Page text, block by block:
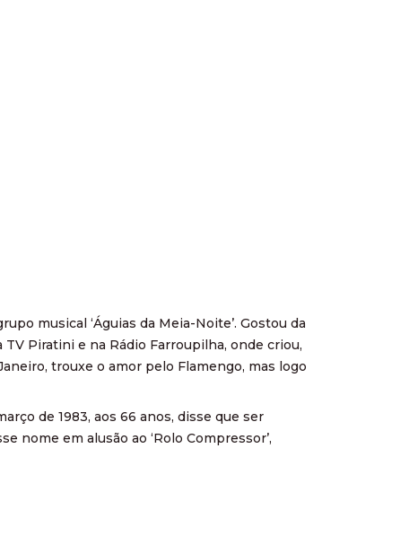
musical ‘Águias da Meia-Noite’. Gostou da
Piratini e na Rádio Farroupilha, onde criou,
trouxe o amor pelo Flamengo, mas logo
de 1983, aos 66 anos, disse que ser
nome em alusão ao ‘Rolo Compressor’,